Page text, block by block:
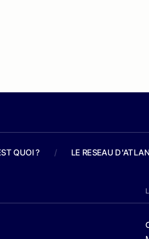
QUOI ? / LE RESEAU